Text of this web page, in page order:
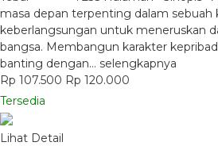
masa depan terpenting dalam sebuah
keberlangsungan untuk meneruskan
bangsa. Membangun karakter
banting dengan… selengkapnya
Rp 107.500 Rp 120.000
Tersedia
Lihat Detail